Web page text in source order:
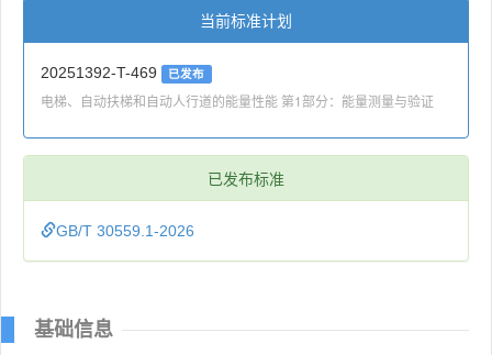
当前标准计划
20251392-T-469 已发布
电梯、自动扶梯和自动人行道的能量性能 第1部分：能量测量与验证
已发布标准
GB/T 30559.1-2026
基础信息